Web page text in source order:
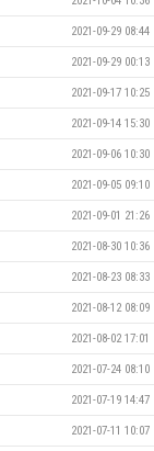
2021-09-29 08:44
2021-09-29 00:13
2021-09-17 10:25
2021-09-14 15:30
2021-09-06 10:30
2021-09-05 09:10
2021-09-01 21:26
2021-08-30 10:36
2021-08-23 08:33
2021-08-12 08:09
2021-08-02 17:01
2021-07-24 08:10
2021-07-19 14:47
2021-07-11 10:07